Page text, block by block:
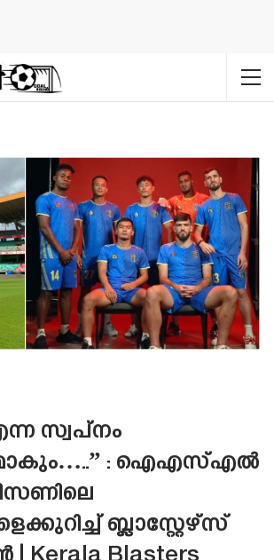
സ്വപ്നം
: ഐഎസ്എൽ
ബ്ലാസ്റ്റേഴ്‌സ്